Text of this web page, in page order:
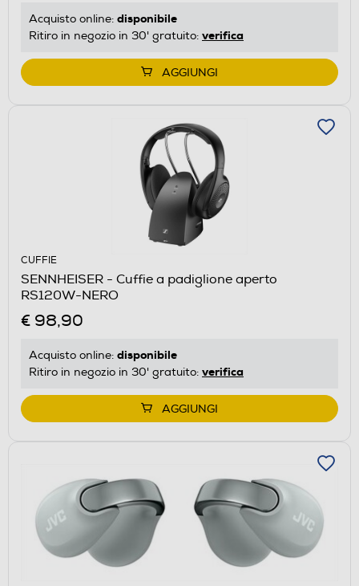
Acquisto online: disponibile
Ritiro in negozio in 30' gratuito: verifica
AGGIUNGI
CUFFIE
SENNHEISER - Cuffie a padiglione aperto
RS120W-NERO
€ 98,90
Acquisto online: disponibile
Ritiro in negozio in 30' gratuito: verifica
AGGIUNGI